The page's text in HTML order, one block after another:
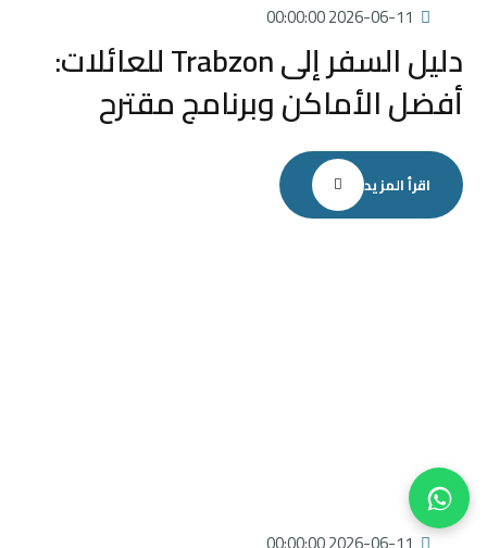
2026-06-11 00:00:00
دليل السفر إلى Trabzon للعائلات:
أفضل الأماكن وبرنامج مقترح
اقرأ المزيد